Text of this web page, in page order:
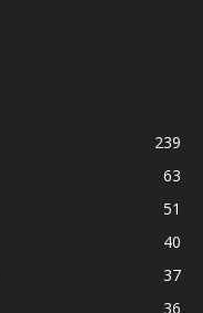
239
63
51
40
37
36